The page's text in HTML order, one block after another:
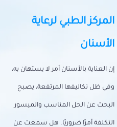
المركز الطبي لرعاية
الأسنان
إن العناية بالأسنان أمر لا يستهان به،
وفي ظل تكاليفها المرتفعة، يصبح
البحث عن الحل المناسب والميسور
التكلفة أمرًا ضروريًا. هل سمعت عن